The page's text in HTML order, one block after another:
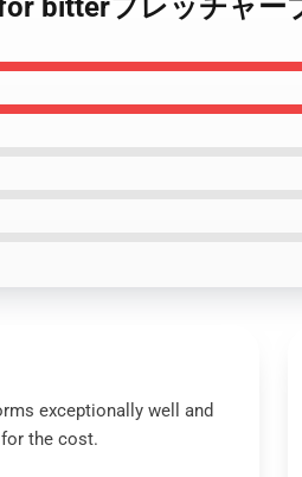
bitterフレッチャー
exceptionally well and
the cost.